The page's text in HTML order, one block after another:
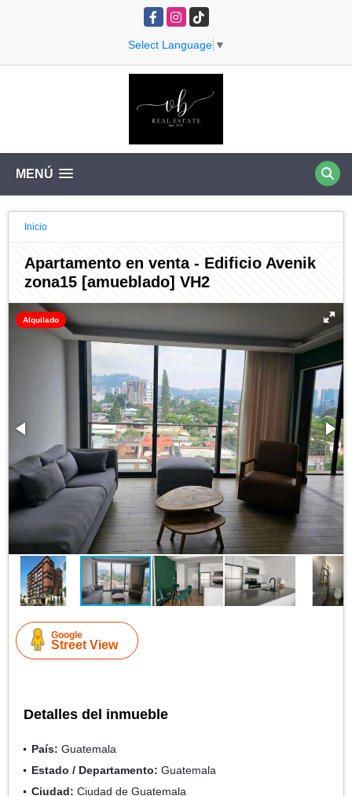
FacebookInstagram
TikTok
Select Language ▼
MENÚ
Inicio
Apartamento en venta - Edificio Avenik
zona15 [amueblado] VH2
Alquilado
Google
Street View
Detalles del inmueble
País: Guatemala
Estado / Departamento: Guatemala
Ciudad: Ciudad de Guatemala